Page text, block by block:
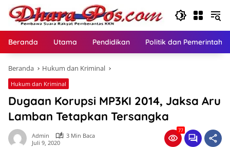
Langsung
konten
Beranda Utama Pendidikan Politik dan
Beranda Hukum dan Kriminal
Hukum dan Kriminal
Dugaan Korupsi MP3KI 2014, Jaksa Aru
Lamban Tetapkan Tersangka
Admin
3 Min Baca
Juli 9, 2020
77